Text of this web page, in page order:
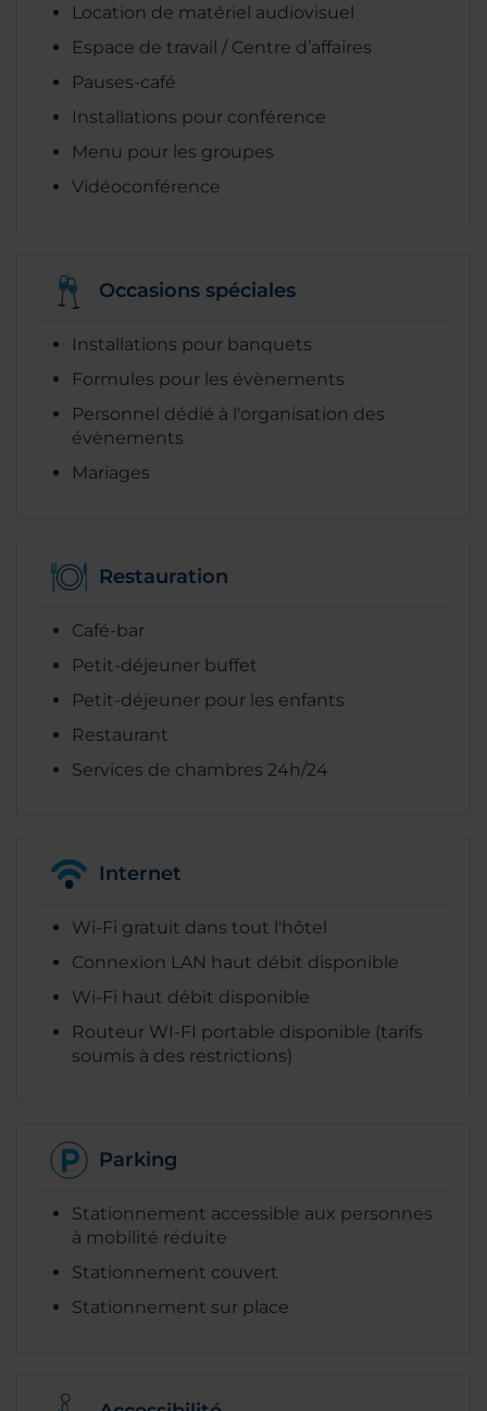
Location de matériel audiovisuel
Espace de travail / Centre d’affaires
Pauses-café
Installations pour conférence
Menu pour les groupes
Vidéoconférence
Occasions spéciales
Installations pour banquets
Formules pour les évènements
Personnel dédié à l'organisation des
évènements
Mariages
Restauration
Café-bar
Petit-déjeuner buffet
Petit-déjeuner pour les enfants
Restaurant
Services de chambres 24h/24
Internet
Wi-Fi gratuit dans tout l'hôtel
Connexion LAN haut débit disponible
Wi-Fi haut débit disponible
Routeur WI-FI portable disponible (tarifs
soumis à des restrictions)
Parking
Stationnement accessible aux personnes
à mobilité réduite
Stationnement couvert
Stationnement sur place